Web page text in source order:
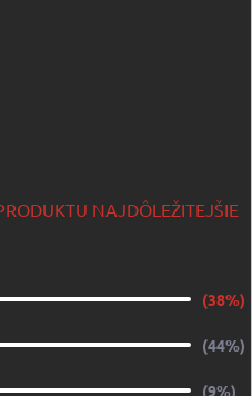
NAJDÔLEŽITEJŠIE
(38%)
(44%)
(9%)